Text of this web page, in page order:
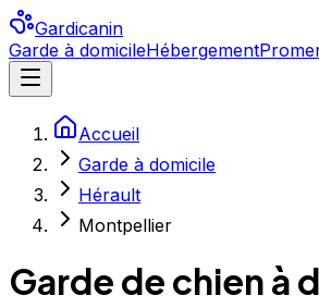
Gardicanin
Garde à domicileHébergement
Accueil
Garde à domicile
Hérault
Montpellier
Garde de chien à